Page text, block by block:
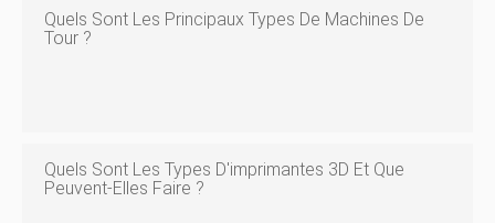
Quels Sont Les Principaux Types De Machines De
Tour ?
Quels Sont Les Types D'imprimantes 3D Et Que
Peuvent-Elles Faire ?